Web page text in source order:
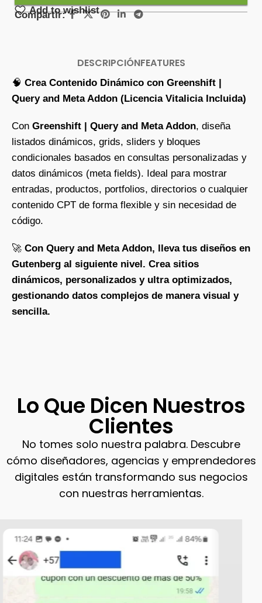
Add to wishlist
Compartir:
DESCRIPCIÓNFEATURES
🧠 Crea Contenido Dinámico con Greenshift |
Query and Meta Addon (Licencia Vitalicia Incluida)
Con Greenshift | Query and Meta Addon, diseña
listados dinámicos, grids, sliders y bloques
condicionales basados en consultas personalizadas y
datos dinámicos (meta fields). Ideal para mostrar
entradas, productos, portfolios, directorios o cualquier
contenido CPT de forma flexible y sin necesidad de
código.
🚀 Con Query and Meta Addon, lleva tus diseños en
Gutenberg al siguiente nivel. Crea sitios
dinámicos, personalizados y ultra optimizados,
gestionando datos complejos de manera visual y
sencilla.
Lo Que Dicen Nuestros
Clientes
No tomes solo nuestra palabra. Descubre
cómo diseñadores, agencias y emprendedores
digitales están transformando sus negocios
con nuestras herramientas.